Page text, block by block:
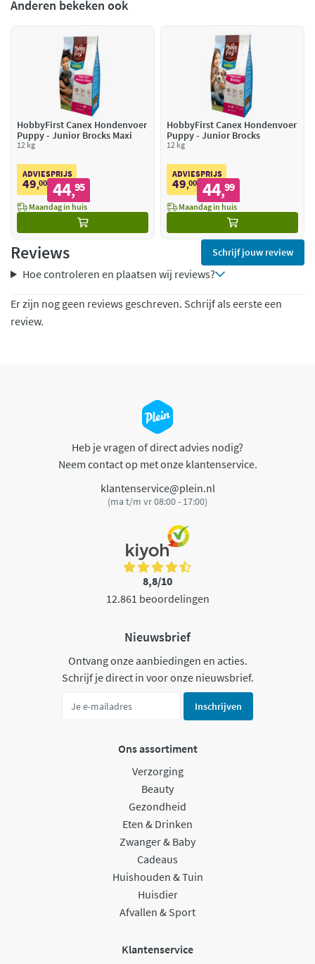
Anderen bekeken ook
HobbyFirst Canex Hondenvoer
Puppy - Junior Brocks Maxi
12 kg
ADVIESPRIJS
49,00 44,95
Maandag in huis
HobbyFirst Canex Hondenvoer
Puppy - Junior Brocks
12 kg
ADVIESPRIJS
49,00 44,99
Maandag in huis
Reviews Schrijf jouw review
Hoe controleren en plaatsen wij reviews?
Er zijn nog geen reviews geschreven. Schrijf als eerste een
review.
Heb je vragen of direct advies nodig?
Neem contact op met onze klantenservice.
klantenservice@plein.nl
(ma t/m vr 08:00 - 17:00)
8,8/10
12.861 beoordelingen
Nieuwsbrief
Ontvang onze aanbiedingen en acties.
Schrijf je direct in voor onze nieuwsbrief.
Inschrijven
Ons assortiment
Verzorging
Beauty
Gezondheid
Eten & Drinken
Zwanger & Baby
Cadeaus
Huishouden & Tuin
Huisdier
Afvallen & Sport
Klantenservice